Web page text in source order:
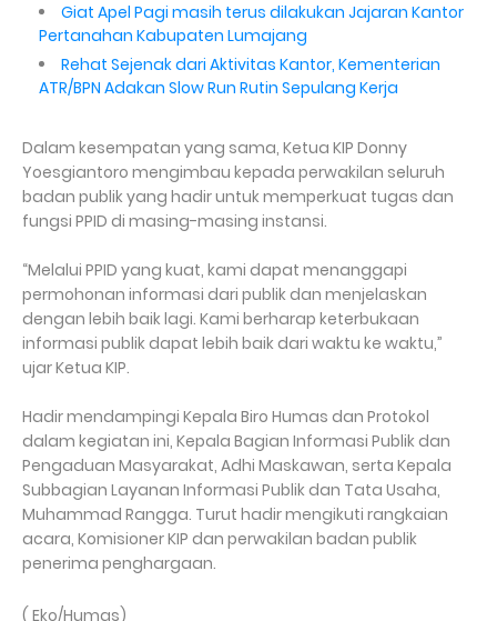
Giat Apel Pagi masih terus dilakukan Jajaran Kantor
Pertanahan Kabupaten Lumajang
Rehat Sejenak dari Aktivitas Kantor, Kementerian
ATR/BPN Adakan Slow Run Rutin Sepulang Kerja
Dalam kesempatan yang sama, Ketua KIP Donny
Yoesgiantoro mengimbau kepada perwakilan seluruh
badan publik yang hadir untuk memperkuat tugas dan
fungsi PPID di masing-masing instansi.
“Melalui PPID yang kuat, kami dapat menanggapi
permohonan informasi dari publik dan menjelaskan
dengan lebih baik lagi. Kami berharap keterbukaan
informasi publik dapat lebih baik dari waktu ke waktu,”
ujar Ketua KIP.
Hadir mendampingi Kepala Biro Humas dan Protokol
dalam kegiatan ini, Kepala Bagian Informasi Publik dan
Pengaduan Masyarakat, Adhi Maskawan, serta Kepala
Subbagian Layanan Informasi Publik dan Tata Usaha,
Muhammad Rangga. Turut hadir mengikuti rangkaian
acara, Komisioner KIP dan perwakilan badan publik
penerima penghargaan.
( Eko/Humas)